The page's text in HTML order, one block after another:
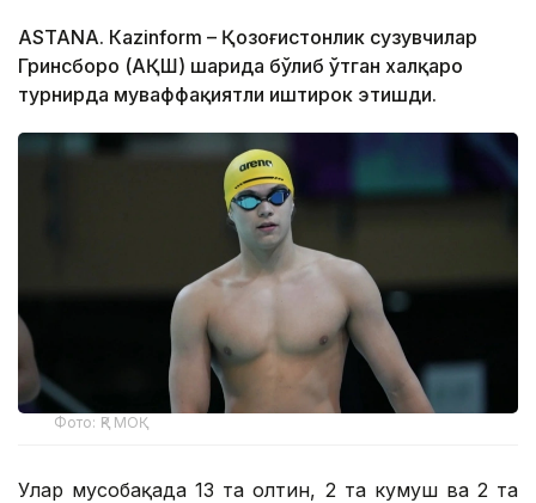
ASTANА. Кazinform – Қозоғистонлик сузувчилар
Гринсборо (АҚШ) шаҳрида бўлиб ўтган халқаро
турнирда муваффақиятли иштирок этишди.
Фото: ҚР МОҚ
Улар мусобақада 13 та олтин, 2 та кумуш ва 2 та